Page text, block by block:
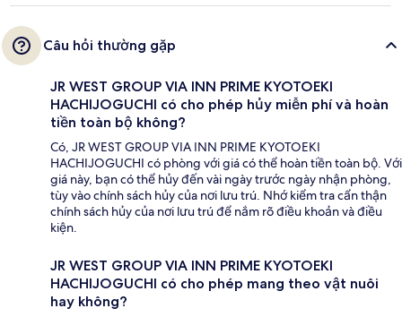
Câu hỏi thường gặp
JR WEST GROUP VIA INN PRIME KYOTOEKI
HACHIJOGUCHI có cho phép hủy miễn phí và hoàn
tiền toàn bộ không?
Có, JR WEST GROUP VIA INN PRIME KYOTOEKI
HACHIJOGUCHI có phòng với giá có thể hoàn tiền toàn bộ. Với
giá này, bạn có thể hủy đến vài ngày trước ngày nhận phòng,
tùy vào chính sách hủy của nơi lưu trú. Nhớ kiểm tra cẩn thận
chính sách hủy của nơi lưu trú để nắm rõ điều khoản và điều
kiện.
JR WEST GROUP VIA INN PRIME KYOTOEKI
HACHIJOGUCHI có cho phép mang theo vật nuôi
hay không?